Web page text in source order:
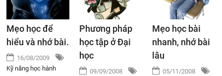
Mẹo học để
hiểu và nhớ bài.
16/08/2009
Kỹ năng học hành
Phương pháp
học tập ở Đại
học
09/09/2008
Mẹo học bài
nhanh, nhớ bài
lâu
05/11/2008